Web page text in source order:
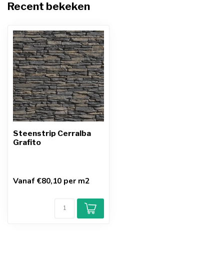
Recent bekeken
Steenstrip Cerralba
Grafito
Vanaf €80,10 per m2